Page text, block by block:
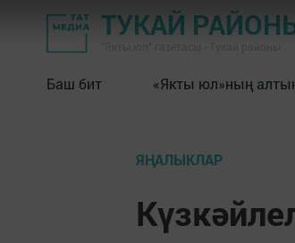
ТУКАЙ
Баш бит «Якты юл»ның
ЯҢАЛЫКЛАР